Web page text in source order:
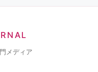
メディア